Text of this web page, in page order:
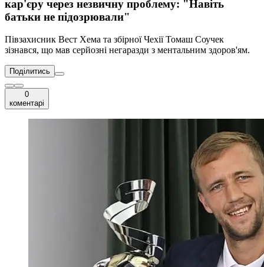
кар'єру через незвичну проблему: "Навіть
батьки не підозрювали"
Півзахисник Вест Хема та збірної Чехії Томаш Соучек
зізнався, що мав серйозні негаразди з ментальним здоров'ям.
Поділитись
0
коментарі